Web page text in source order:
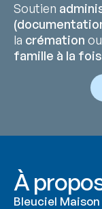
Soutien
la crémation
famille à la fois
À
Bleuciel